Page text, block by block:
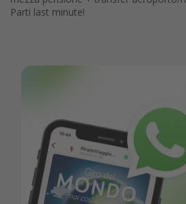
Parti last minute!